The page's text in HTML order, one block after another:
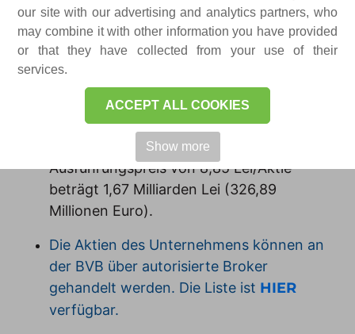
our site with our advertising and analytics partners, who
may combine it with other information you have provided
or that they have collected from your use of their
services.
ACCEPT ALL COOKIES
Show more
von 544,27 Millionen Lei erzielte, soll die
Wachstumsstrategie des Unternehmens in
den kommenden Jahren unterstützen.
Unternehmens beträgt etwa 35 % des
Grundkapitals, und die
Marktkapitalisierung zum IPO-
Ausführungspreis von 8,85 Lei/Aktie
beträgt 1,67 Milliarden Lei (326,89
Millionen Euro).
Die Aktien des Unternehmens können an
der BVB über autorisierte Broker
gehandelt werden. Die Liste ist HIER
verfügbar.